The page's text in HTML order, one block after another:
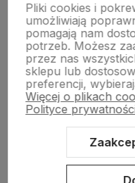
O nas
Sklep internetowy
Pliki cookies i
umożliwiają
pomagają nam
potrzeb. Możesz
przez nas
sklepu lub
preferencji,
Więcej o plikach
Polityce